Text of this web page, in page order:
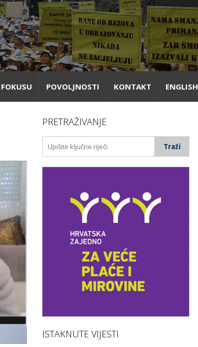
POVOLJNOSTI KONTAKT ENGLISH
PRETRAŽIVANJE
ISTAKNUTE VIJESTI